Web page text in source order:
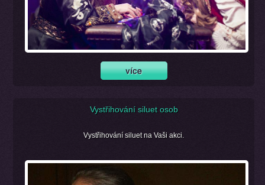
Vystřihování siluet osob
Vystřihování siluet na Vaši akci.